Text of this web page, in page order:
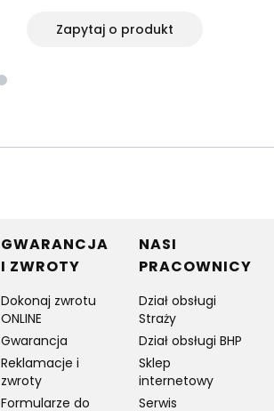
Zapytaj o produkt
GWARANCJA
I ZWROTY
Dokonaj zwrotu
ONLINE
Gwarancja
Reklamacje i
zwroty
Formularze do
NASI
PRACOWNICY
Dział obsługi
Straży
Dział obsługi BHP
Sklep
internetowy
Serwis